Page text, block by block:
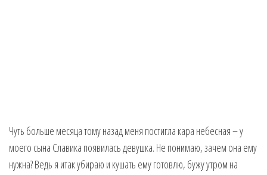
Чуть больше месяца тому назад меня постигла кара небесная – у
моего сына Славика появилась девушка. Не понимаю, зачем она ему
нужна? Ведь я итак убираю и кушать ему готовлю, бужу утром на